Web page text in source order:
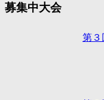
募集中大会
第３